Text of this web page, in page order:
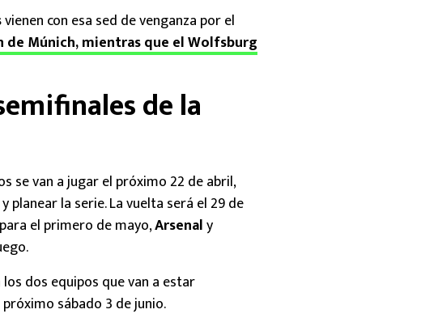
vienen con esa sed de venganza por el
de Múnich, mientras que el Wolfsburg
de la
se van a jugar el próximo 22 de abril,
la serie. La vuelta será el 29 de
el primero de mayo,Arsenaly
dos equipos que van a estar
próximo sábado 3 de junio.